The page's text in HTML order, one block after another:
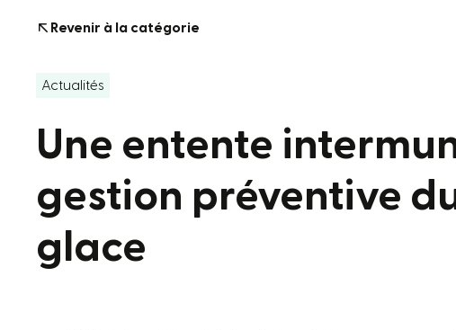
Revenir à la catégorie
Actualités
Une entente
gestion préventive
glace